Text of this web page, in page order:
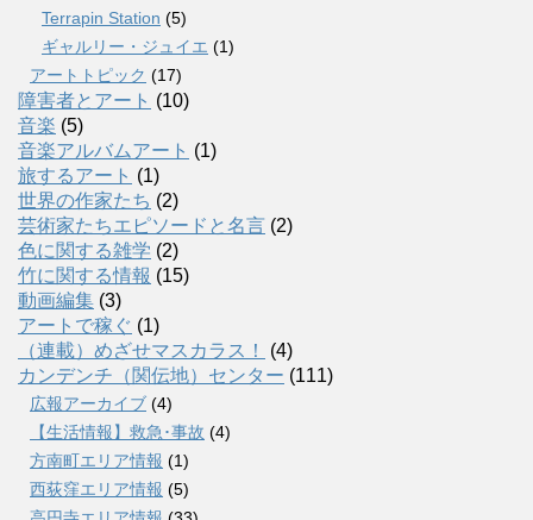
Terrapin Station (5)
ギャルリー・ジュイエ (1)
アートトピック (17)
障害者とアート (10)
音楽 (5)
音楽アルバムアート (1)
旅するアート (1)
世界の作家たち (2)
芸術家たちエピソードと名言 (2)
色に関する雑学 (2)
竹に関する情報 (15)
動画編集 (3)
アートで稼ぐ (1)
（連載）めざせマスカラス！
(4)
カンデンチ（関伝地）センター (111)
広報アーカイブ (4)
【生活情報】救急･事故 (4)
方南町エリア情報 (1)
西荻窪エリア情報 (5)